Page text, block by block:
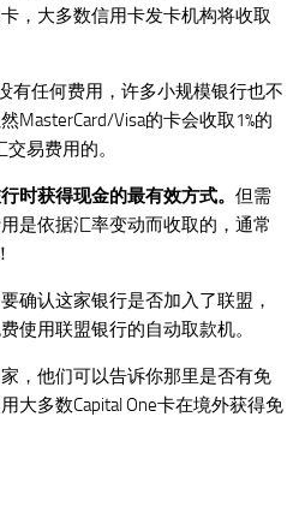
，大多数信用卡发卡机构将收取
有任何费用，许多小规模银行也不
MasterCard/Visa的卡会收取1%的
易费用的。
时获得现金的最有效方式。 但需
是依据汇率变动而收取的，通常
确认这家银行是否加入了联盟，
使用联盟银行的自动取款机。
，他们可以告诉你那里是否有免
大多数Capital One卡在境外获得免